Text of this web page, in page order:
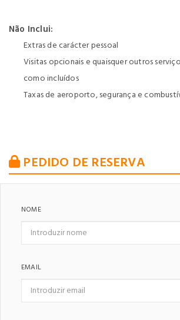
Não Inclui:
Extras de carácter pessoal
Visitas opcionais e quaisquer outros
como incluídos
Taxas de aeroporto, segurança e
PEDIDO DE RESERVA
NOME
EMAIL